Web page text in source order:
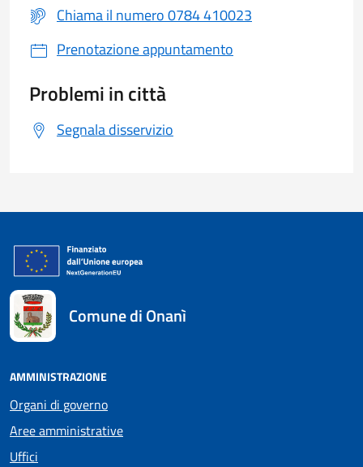
Chiama il numero 0784 410023
Prenotazione appuntamento
Problemi in città
Segnala disservizio
Comune di Onanì
AMMINISTRAZIONE
Organi di governo
Aree amministrative
Uffici